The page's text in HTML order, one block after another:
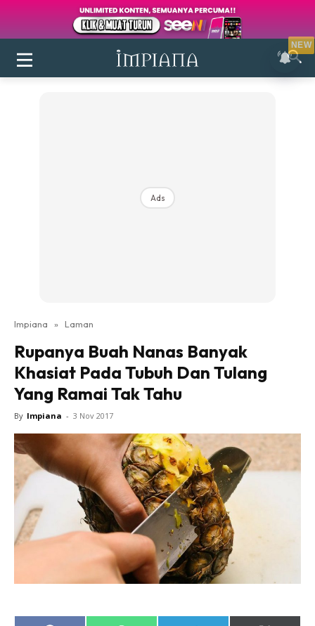
Login|Register
Ruang Makan
Ruang Tamu
Direktori
Interior Design
Landskap
Bilik Air
Bilik Tidur
Dapur
Ruang Makan
Ads
Impiana » Laman
Rupanya Buah Nanas Banyak
Khasiat Pada Tubuh Dan Tulang
Yang Ramai Tak Tahu
By Impiana - 3 Nov 2017
NEW